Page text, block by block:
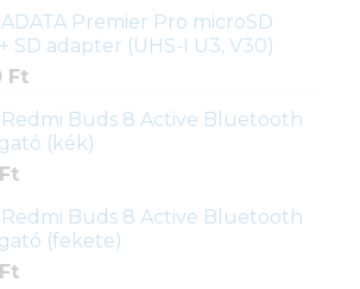
Premier Pro microSD
SD adapter (UHS-I U3, V30)
Ft
Redmi Buds 8 Active Bluetooth
(kék)
Ft
Redmi Buds 8 Active Bluetooth
(fekete)
Ft